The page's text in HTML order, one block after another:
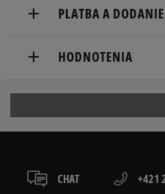
PLATBA A DODANIE
Dostupné spôsoby
kuriér,
packeta (zásielkovňa -
osobné prevzatie v
Dostupné spôsoby platby:
HODNOTENIA
CHAT +421